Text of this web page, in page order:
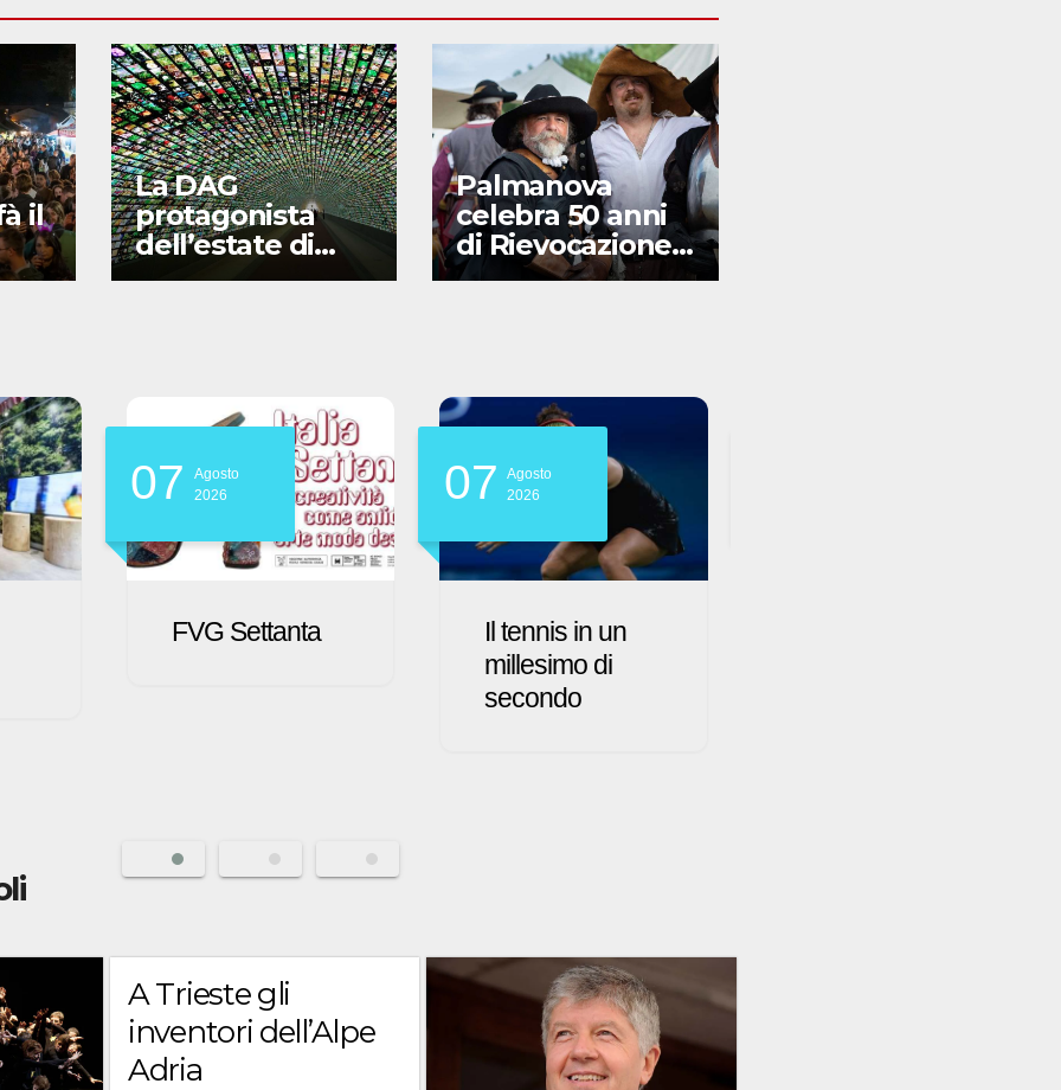
il
La DAG
protagonista
dell’estate di
Gorizia
Palmanova
celebra 50 anni
di Rievocazione
Storica
07
Agosto
2026
Il tennis in un
07
Agosto
2026
Il Palmarino ti
aspetta
A Trieste gli
inventori dell’Alpe
Adria